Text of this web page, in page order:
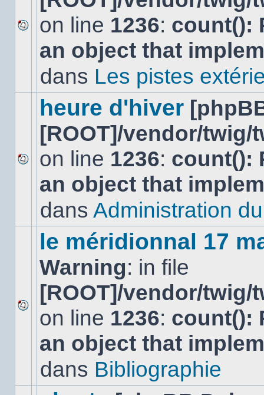
Aucun
nouveau
message
sujet.
on line 1236: count():
an object that
dans Les pistes
Aucun
nouveau
message
sujet.
heure d'hiver
[ROOT]/vendor/
on line 1236: count():
an object that
dans Administration
Aucun
nouveau
message
non-
dans
le méridionnal 17
Warning: in file
[ROOT]/vendor/
on line 1236: count():
an object that
dans Bibliographie